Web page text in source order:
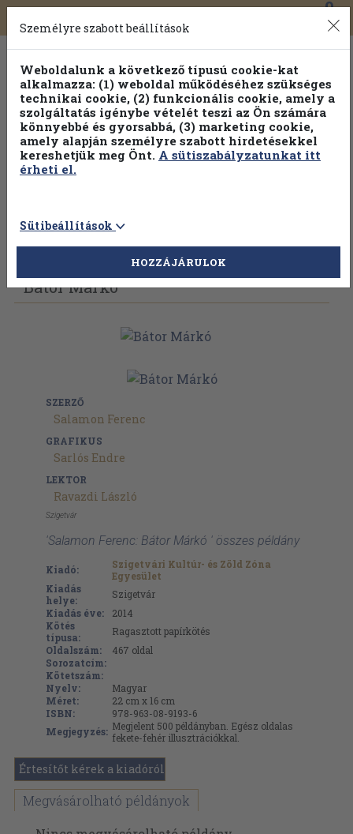
Toggle
navigation
0
Vissza az előző oldalra Válasszon példányt
Bátor Márkó
SZERZŐ
Salamon Ferenc
GRAFIKUS
Sarlós Endre
LEKTOR
Ravazdi László
Szigetvár
'Salamon Ferenc: Bátor Márkó ' összes példány
Kiadó:
Szigetvári Kultúr- és Zöld Zóna
Egyesület
Kiadás
helye:
Szigetvár
Kiadás éve:
2014
Kötés
típusa:
Ragasztott papírkötés
Oldalszám:
467 oldal
Sorozatcím:
Kötetszám:
Nyelv:
Magyar
Méret:
22 cm x 16 cm
ISBN:
978-963-08-9193-6
Megjegyzés: Megjelent 500 példányban. Egész oldalas
fekete-fehér illusztrációkkal.
Értesítőt kérek a kiadóról
Megvásárolható példányok
Személyre szabott beállítások
Weboldalunk a következő típusú cookie-kat
alkalmazza: (1) weboldal működéséhez szükséges
technikai cookie, (2) funkcionális cookie, amely a
szolgáltatás igénybe vételét teszi az Ön számára
könnyebbé és gyorsabbá, (3) marketing cookie,
amely alapján személyre szabott hirdetésekkel
kereshetjük meg Önt. A sütiszabályzatunkat itt
érheti el.
Sütibeállítások
HOZZÁJÁRULOK